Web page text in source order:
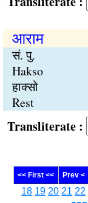
आराम
सं. पु.
Hakso
हाक्सो
Rest
:
<< First << Prev <
18 19 20 21 22